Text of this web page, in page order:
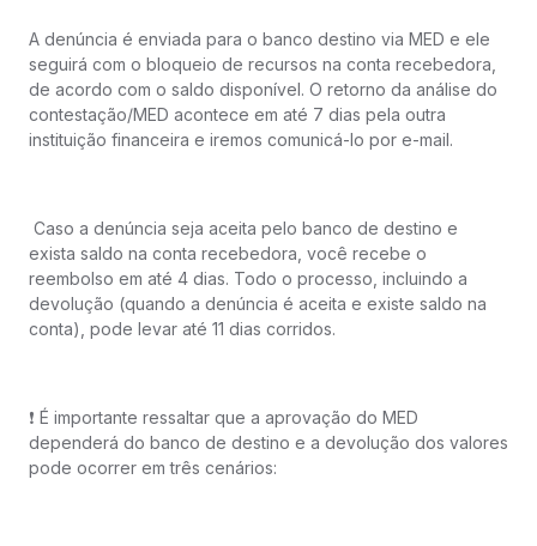
A denúncia é enviada para o banco destino via MED e ele
seguirá com o bloqueio de recursos na conta recebedora,
de acordo com o saldo disponível. O retorno da análise do
contestação/MED acontece em até 7 dias pela outra
instituição financeira e iremos comunicá-lo por e-mail.
Caso a denúncia seja aceita pelo banco de destino e
exista saldo na conta recebedora, você recebe o
reembolso em até 4 dias. Todo o processo, incluindo a
devolução (quando a denúncia é aceita e existe saldo na
conta), pode levar até 11 dias corridos.
❗️ É importante ressaltar que a aprovação do MED
dependerá do banco de destino e a devolução dos valores
pode ocorrer em três cenários: